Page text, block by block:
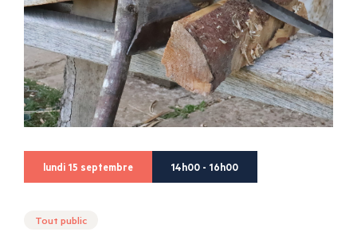
lundi 15 septembre 14h00 - 16h00
Tout public